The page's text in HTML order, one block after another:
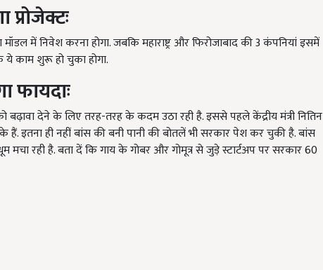
में निवेश करना होगा. जबकि महाराष्ट्र और फिरोजाबाद की 3 कंपनियां इसमें
काम शुरू हो चुका होगा.
फायदाः
बढ़ावा देने के लिए तरह-तरह के कदम उठा रही है. इससे पहले केंद्रीय मंत्री नितिन
इतना ही नहीं बांस की बनी पानी की बोतलें भी सरकार पेश कर चुकी है. बांस
रही है. बता दें कि गाय के गोबर और गोमूत्र से जुड़े स्टार्टअप पर सरकार 60